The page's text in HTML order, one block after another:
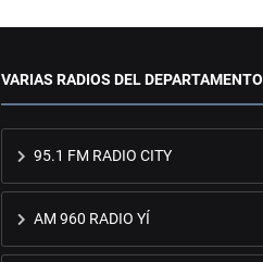
VARIAS RADIOS DEL DEPARTAMENTO
95.1 FM RADIO CITY
AM 960 RADIO YÍ